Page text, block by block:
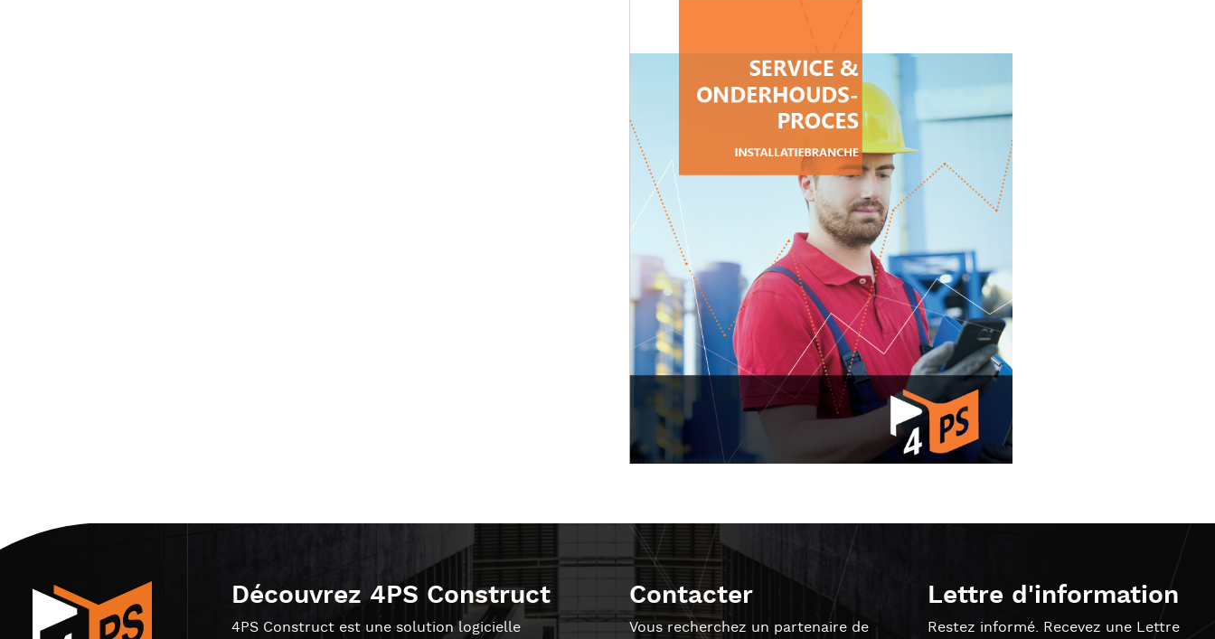
Découvrez 4PS Construct
4PS Construct est une solution logicielle
Contacter
Vous recherchez un partenaire de
Lettre d'information
Restez informé. Recevez une Lettre